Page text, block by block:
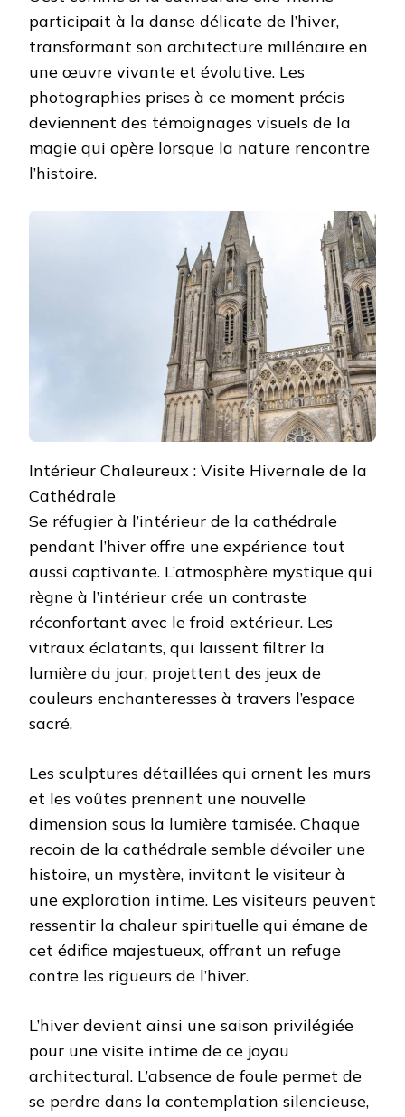
participait à la danse délicate de l’hiver,
transformant son architecture millénaire en
une œuvre vivante et évolutive. Les
photographies prises à ce moment précis
deviennent des témoignages visuels de la
magie qui opère lorsque la nature rencontre
l’histoire.
Intérieur Chaleureux : Visite Hivernale de la
Cathédrale
Se réfugier à l’intérieur de la cathédrale
pendant l’hiver offre une expérience tout
aussi captivante. L’atmosphère mystique qui
règne à l’intérieur crée un contraste
réconfortant avec le froid extérieur. Les
vitraux éclatants, qui laissent filtrer la
lumière du jour, projettent des jeux de
couleurs enchanteresses à travers l’espace
sacré.
Les sculptures détaillées qui ornent les murs
et les voûtes prennent une nouvelle
dimension sous la lumière tamisée. Chaque
recoin de la cathédrale semble dévoiler une
histoire, un mystère, invitant le visiteur à
une exploration intime. Les visiteurs peuvent
ressentir la chaleur spirituelle qui émane de
cet édifice majestueux, offrant un refuge
contre les rigueurs de l’hiver.
L’hiver devient ainsi une saison privilégiée
pour une visite intime de ce joyau
architectural. L’absence de foule permet de
se perdre dans la contemplation silencieuse,